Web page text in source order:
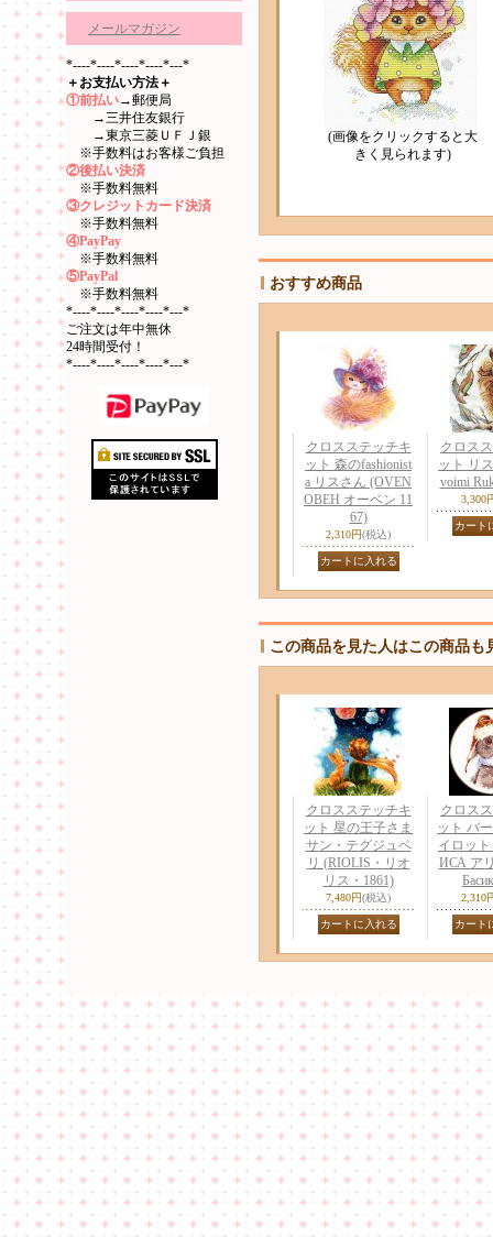
メールマガジン
*----*----*----*----*---*
＋お支払い方法＋
①前払い→郵便局
→三井住友銀行
→東京三菱ＵＦＪ銀
※手数料はお客様ご負担
②後払い決済
※手数料無料
③クレジットカード決済
※手数料無料
④PayPay
※手数料無料
⑤PayPal
※手数料無料
*----*----*----*----*---*
ご注文は年中無休
24時間受付！
*----*----*----*----*---*
(画像をクリックすると大
きく見られます)
おすすめ商品
クロスステッチキ
ット 森のfashionist
a リスさん (OVEN
ОВЕН オーベン 11
67)
2,310円(税込)
クロス
ット リ
voimi
3,300
この商品を見た人はこの商品も
クロスステッチキ
ット 星の王子さま
サン・テグジュペ
リ (RIOLIS・リオ
リス・1861)
7,480円(税込)
クロス
ット バ
イロッ
ИСА ア
2,310